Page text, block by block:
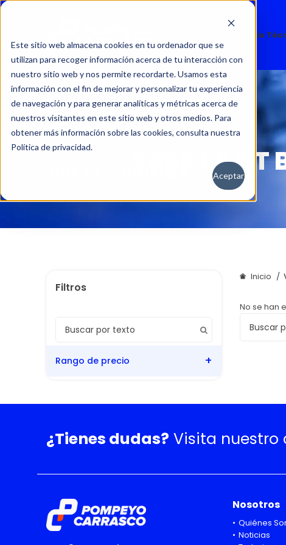
Este sitio web almacena cookies en tu ordenador que se
utilizan para recoger información acerca de tu interacción con
nuestro sitio web y nos permite recordarte. Usamos esta
información con el fin de mejorar y personalizar tu experiencia
de navegación y para generar analíticas y métricas acerca de
nuestros visitantes en este sitio web y otros medios. Para
obtener más información sobre las cookies, consulta nuestra
Política de privacidad.
Aceptar
Servicio
3008 1.5
Rango de precio
Inicio
No se han
¿Tienes dudas? Visita nuestro
Nosotros
Quiénes
Noticias